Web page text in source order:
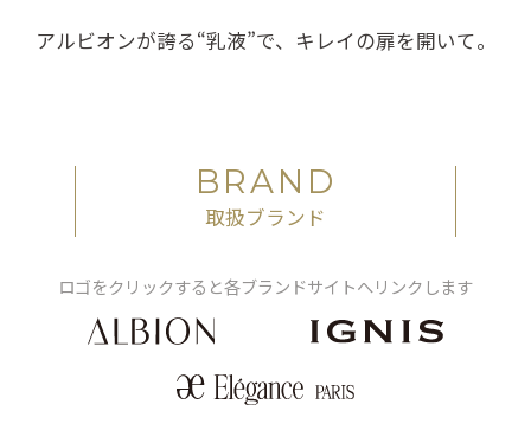
アルビオンが誇る“乳液”で、キレイの扉を開いて。
BRAND
取扱ブランド
ロゴをクリックすると各ブランドサイトへリンクします